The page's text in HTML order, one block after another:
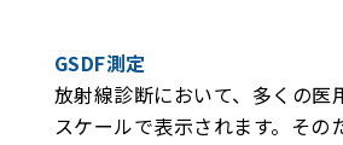
GSDF測定
放射線診断において、多くの医
スケールで表示されます。その